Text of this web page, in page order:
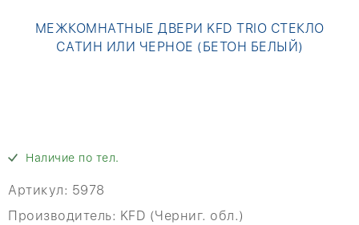
МЕЖКОМНАТНЫЕ ДВЕРИ KFD TRIO СТЕКЛО
САТИН ИЛИ ЧЕРНОЕ (БЕТОН БЕЛЫЙ)
Наличие по тел.
Артикул: 5978
Производитель: KFD (Черниг. обл.)